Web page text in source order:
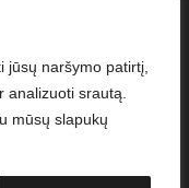
jūsų naršymo patirtį,
srautą.
mūsų slapukų
Protech"
esančią